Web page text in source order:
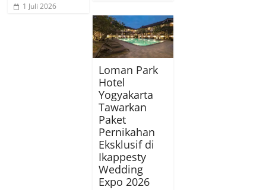
1 Juli 2026
Loman Park
Hotel
Yogyakarta
Tawarkan
Paket
Pernikahan
Eksklusif di
Ikappesty
Wedding
Expo 2026